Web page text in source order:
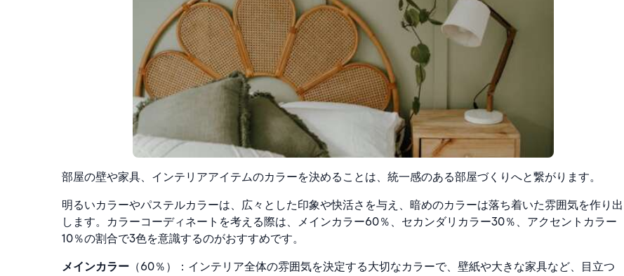
部屋の壁や家具、インテリアアイテムのカラーを決めることは、統一感のある部屋づくりへと繋がります。
明るいカラーやパステルカラーは、広々とした印象や快活さを与え、暗めのカラーは落ち着いた雰囲気を作り出
します。
カラーコーディネートを考える際は、メインカラー60％、セカンダリカラー30％、アクセントカラー
10％の割合で3色を意識するのがおすすめです。
メインカラー （60％）：インテリア全体の雰囲気を決定する大切なカラーで、壁紙や大きな家具など、目立つ